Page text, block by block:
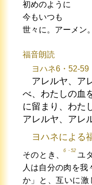
初めのように
今もいつも
世々に。アーメン。
福音朗読
ヨハネ6・52-59
アレルヤ、ア
べ、わたしの血
に留まり、わた
アレルヤ、アレ
ヨハネによる
そのとき、
6・52
ユ
人は自分の肉を我
か」と、互いに